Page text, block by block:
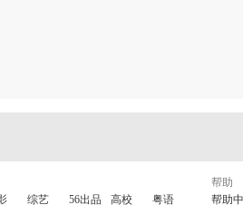
综艺 56出品 高校
粤语
帮助
帮助